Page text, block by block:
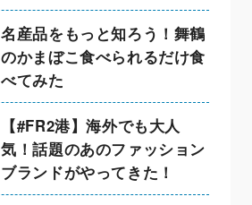
名産品をもっと知ろう！舞鶴
のかまぼこ食べられるだけ食
べてみた
【#FR2港】海外でも大人
気！話題のあのファッション
ブランドがやってきた！